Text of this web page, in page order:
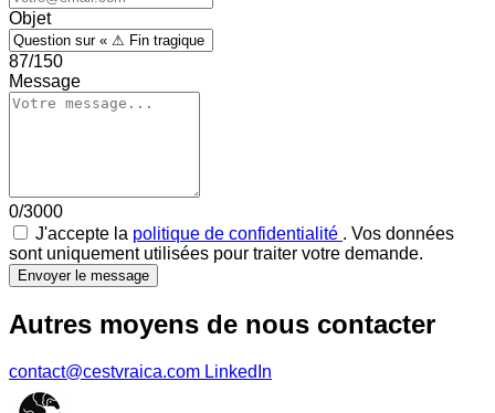
Objet
87/150
Message
0/3000
J'accepte la politique de confidentialité . Vos données
sont uniquement utilisées pour traiter votre demande.
Envoyer le message
Autres moyens de nous contacter
contact@cestvraica.com LinkedIn